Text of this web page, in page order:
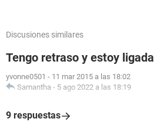
Discusiones similares
Tengo retraso y estoy ligada
yvonne0501 - 11 mar 2015 a las 18:02
Samantha - 5 ago 2022 a las 18:19
9 respuestas